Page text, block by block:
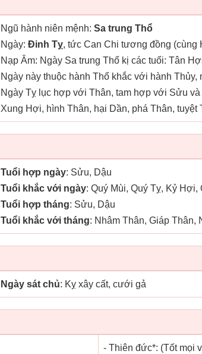
Ngũ hành niên mệnh: Sa trung Thổ
Ngày: Đinh Tỵ, tức Can Chi tương đồng (cùng
Nạp Âm: Ngày Sa trung Thổ kị các tuổi: Tân
Ngày này thuộc hành Thổ khắc với hành
Ngày Tỵ lục hợp với Thân, tam hợp với Sửu và
Xung Hợi, hình Thân, hại Dần, phá Thân, tuyệt
Tuổi hợp ngày: Sửu, Dậu
Tuổi khắc với ngày: Quý Mùi, Quý Tỵ, Kỷ
Tuổi hợp tháng: Sửu, Dậu
Tuổi khắc với tháng: Nhâm Thân, Giáp Thân,
Ngày sát chủ: Kỵ xây cất, cưới gả
- Thiên đức*: (Tốt mọi